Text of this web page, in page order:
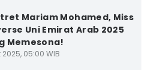
Mariam Mohamed, Miss
Uni Emirat Arab 2025
Memesona!
2025, 05:00 WIB